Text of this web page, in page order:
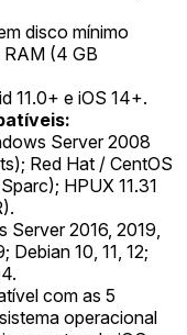
disco mínimo
RAM (4 GB
11.0+ e iOS 14+.
Server 2008
Red Hat / CentOS
HPUX 11.31
2016, 2019,
Debian 10, 11, 12;
com as 5
operacional